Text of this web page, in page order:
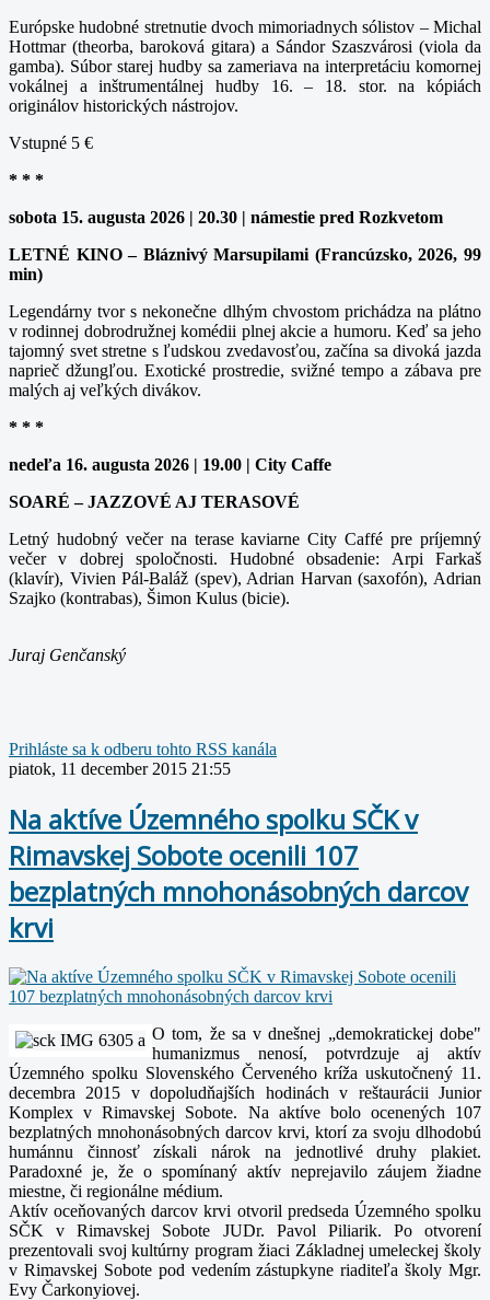
Európske hudobné stretnutie dvoch mimoriadnych sólistov – Michal
Hottmar (theorba, baroková gitara) a Sándor Szaszvárosi (viola da
gamba). Súbor starej hudby sa zameriava na interpretáciu komornej
vokálnej a inštrumentálnej hudby 16. – 18. stor. na kópiách
originálov historických nástrojov.
Vstupné 5 €
* * *
sobota 15. augusta 2026 | 20.30 | námestie pred Rozkvetom
LETNÉ KINO – Bláznivý Marsupilami (Francúzsko, 2026, 99
min)
Legendárny tvor s nekonečne dlhým chvostom prichádza na plátno
v rodinnej dobrodružnej komédii plnej akcie a humoru. Keď sa jeho
tajomný svet stretne s ľudskou zvedavosťou, začína sa divoká jazda
naprieč džungľou. Exotické prostredie, svižné tempo a zábava pre
malých aj veľkých divákov.
* * *
nedeľa 16. augusta 2026 | 19.00 | City Caffe
SOARÉ – JAZZOVÉ AJ TERASOVÉ
Letný hudobný večer na terase kaviarne City Caffé pre príjemný
večer v dobrej spoločnosti. Hudobné obsadenie: Arpi Farkaš
(klavír), Vivien Pál-Baláž (spev), Adrian Harvan (saxofón), Adrian
Szajko (kontrabas), Šimon Kulus (bicie).
Juraj Genčanský
Prihláste sa k odberu tohto RSS kanála
piatok, 11 december 2015 21:55
Na aktíve Územného spolku SČK v
Rimavskej Sobote ocenili 107
bezplatných mnohonásobných darcov
krvi
O tom, že sa v dnešnej „demokratickej dobe"
humanizmus nenosí, potvrdzuje aj aktív
Územného spolku Slovenského Červeného kríža uskutočnený 11.
decembra 2015 v dopoludňajších hodinách v reštaurácii Junior
Komplex v Rimavskej Sobote. Na aktíve bolo ocenených 107
bezplatných mnohonásobných darcov krvi, ktorí za svoju dlhodobú
humánnu činnosť získali nárok na jednotlivé druhy plakiet.
Paradoxné je, že o spomínaný aktív neprejavilo záujem žiadne
miestne, či regionálne médium.
Aktív oceňovaných darcov krvi otvoril predseda Územného spolku
SČK v Rimavskej Sobote JUDr. Pavol Piliarik. Po otvorení
prezentovali svoj kultúrny program žiaci Základnej umeleckej školy
v Rimavskej Sobote pod vedením zástupkyne riaditeľa školy Mgr.
Evy Čarkonyiovej.